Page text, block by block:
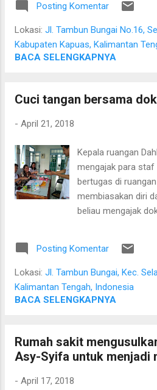
ketersediaannya di
diakses oleh
RSUD dr. H.
Kapuas di: http://
Posting Komentar
Lokasi: Jl. Tambun Bungai No.16,
Kabupaten Kapuas, Kalimantan
BACA SELENGKAPNYA
Cuci tangan bersama
- April 21, 2018
Kepala ruangan
mengajak para staf
bertugas di
membiasakan diri
beliau mengajak
Sostoatmodjo.
Posting Komentar
Lokasi: Jl. Tambun Bungai, Kec.
Kalimantan Tengah, Indonesia
BACA SELENGKAPNYA
Rumah sakit
Asy-Syifa untuk menjadi
- April 17, 2018